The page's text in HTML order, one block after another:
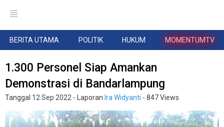
BERITA UTAMA POLITIK HUKUM MOMENTUMTV
1.300 Personel Siap Amankan
Demonstrasi di Bandarlampung
Tanggal 12 Sep 2022 - Laporan Ira Widyanti - 847 Views